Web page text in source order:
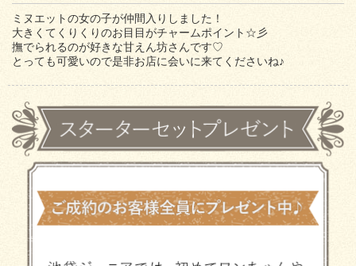
ミヌエットの女の子が仲間入りしました！
大きくてくりくりのお目目がチャームポイント☆彡
撫でられるのが好きな甘えん坊さんです♡
とっても可愛いので是非お店に会いに来てくださいね♪